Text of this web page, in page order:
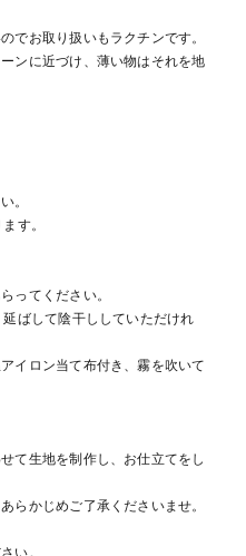
でお取り扱いもラクチンです。
ンに近づけ、薄い物はそれを地
。
す。
ってください。
ばして陰干ししていただけれ
イロン当て布付き、霧を吹いて
て生地を制作し、お仕立てをし
らかじめご了承くださいませ。
い。